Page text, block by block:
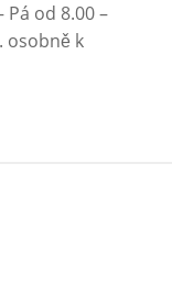
Pá od 8.00 –
osobně k